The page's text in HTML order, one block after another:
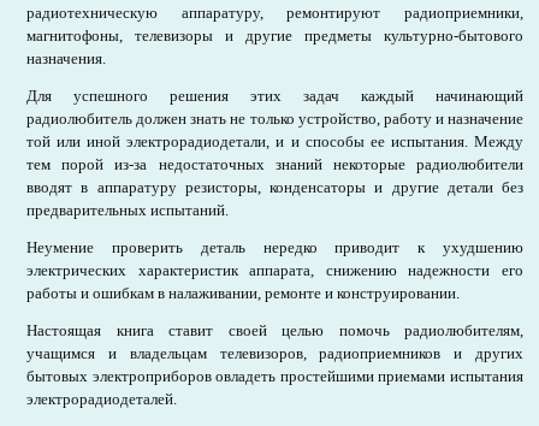
радиотехническую аппаратуру, ремонтируют радиоприемники,
магнитофоны, телевизоры и другие предметы культурно-бытового
назначения.
Для успешного решения этих задач каждый начинающий
радиолюбитель должен знать не только устройство, работу и назначение
той или иной электрорадиодетали, и и способы ее испытания. Между
тем порой из-за недостаточных знаний некоторые радиолюбители
вводят в аппаратуру резисторы, конденсаторы и другие детали без
предварительных испытаний.
Неумение проверить деталь нередко приводит к ухудшению
электрических характеристик аппарата, снижению надежности его
работы и ошибкам в налаживании, ремонте и конструировании.
Настоящая книга ставит своей целью помочь радиолюбителям,
учащимся и владельцам телевизоров, радиоприемников и других
бытовых электроприборов овладеть простейшими приемами испытания
электрорадиодеталей.